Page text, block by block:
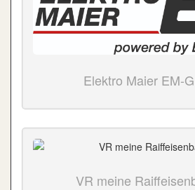
Elektro Maier EM-
VR meine